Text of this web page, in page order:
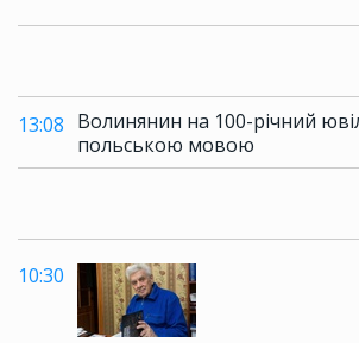
13:08 Волинянин на 100-річний
польською мовою
10:30